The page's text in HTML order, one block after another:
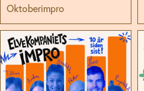
Oktoberimpro